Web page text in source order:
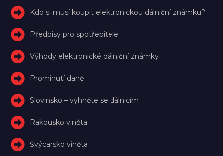
Kdo si musí koupit elektronickou dálniční známku?
Předpisy pro spotřebitele
Výhody elektronické dálniční známky
Prominutí daně
Slovinsko – vyhněte se dálnicím
Rakousko viněta
Švýcarsko viněta